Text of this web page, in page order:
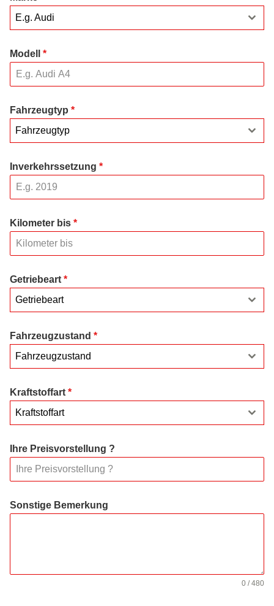
E.g. Audi
Modell *
Fahrzeugtyp *
Fahrzeugtyp
Inverkehrssetzung *
Kilometer bis *
Getriebeart *
Getriebeart
Fahrzeugzustand *
Fahrzeugzustand
Kraftstoffart *
Kraftstoffart
Ihre Preisvorstellung ?
Sonstige Bemerkung
0 / 480